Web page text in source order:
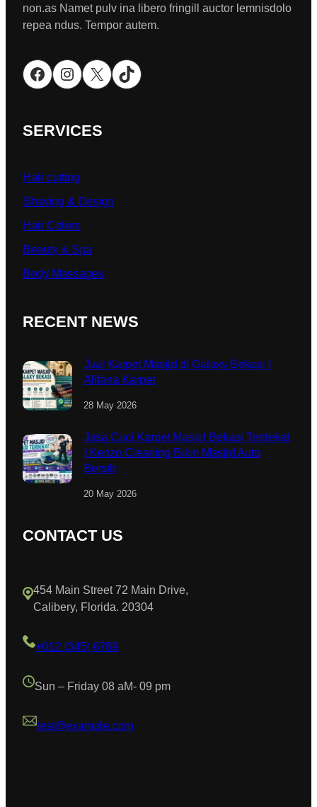
non.as Namet pulv ina libero fringill auctor lemnisdolo
repea ndus. Tempor autem.
Facebook Instagram X TikTok
SERVICES
Hair cutting
Shaving & Design
Hair Colors
Beauty & Spa
Body Massages
RECENT NEWS
Jual Karpet Masjid di Galaxy Bekasi |
Alifana Karpet
28 May 2026
Jasa Cuci Karpet Masjid Bekasi Terdekat
| Kenzo Cleaning Bikin Masjid Auto
Bersih
20 May 2026
CONTACT US
454 Main Street 72 Main Drive,
Calibery, Florida. 20304
+012 (345) 6789
Sun – Friday 08 aM- 09 pm
test@example.com